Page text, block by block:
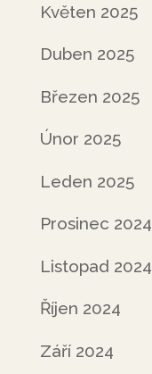
Květen 2025
Duben 2025
Březen 2025
Únor 2025
Leden 2025
Prosinec 2024
Listopad 2024
Říjen 2024
Září 2024